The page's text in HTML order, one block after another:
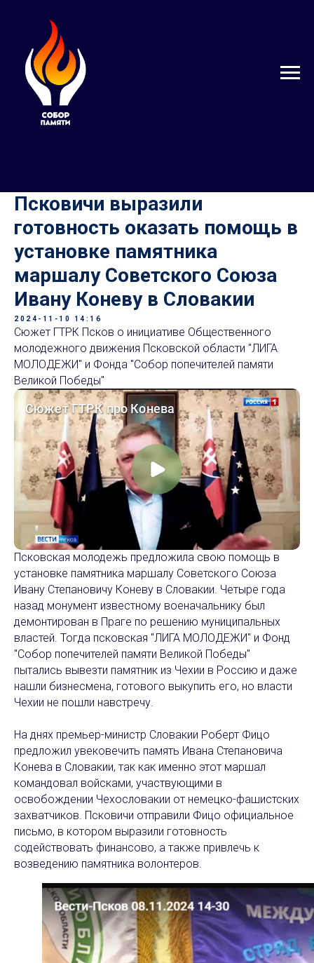
Псковичи выразили
готовность оказать помощь в
установке памятника
маршалу Советского Союза
Ивану Коневу в Словакии
2024-11-10 14:16
Сюжет ГТРК Псков о инициативе Общественного
молодежного движения Псковской области "ЛИГА
МОЛОДЕЖИ" и Фонда "Собор попечителей памяти
Великой Победы"
Псковская молодежь предложила свою помощь в
установке памятника маршалу Советского Союза
Ивану Степановичу Коневу в Словакии. Четыре года
назад монумент известному военачальнику был
демонтирован в Праге по решению муниципальных
властей. Тогда псковская "ЛИГА МОЛОДЕЖИ" и Фонд
"Собор попечителей памяти Великой Победы"
пытались вывезти памятник из Чехии в Россию и даже
нашли бизнесмена, готового выкупить его, но власти
Чехии не пошли навстречу.
На днях премьер-министр Словакии Роберт Фицо
предложил увековечить память Ивана Степановича
Конева в Словакии, так как именно этот маршал
командовал войсками, участвующими в
освобождении Чехословакии от немецко-фашистских
захватчиков. Псковичи отправили Фицо официальное
письмо, в котором выразили готовность
содействовать финансово, а также привлечь к
возведению памятника волонтеров.